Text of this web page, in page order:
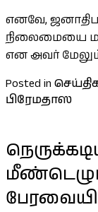
எனவே,
நிலைமையை
என அவர்
Posted in
பிரேமதாஸ